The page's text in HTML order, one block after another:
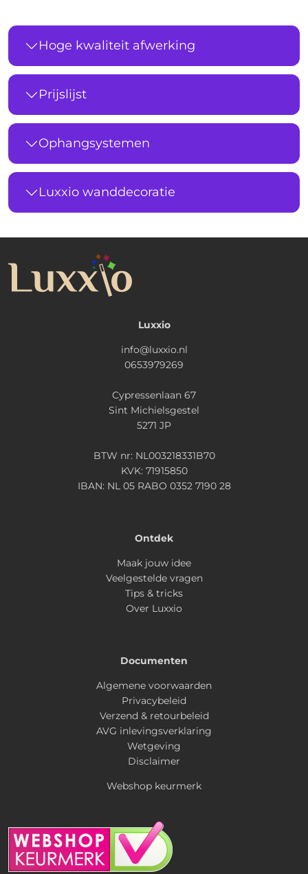
Hoge kwaliteit afwerking
Prijslijst
Ophangsystemen
Luxxio wanddecoratie
Luxxio
info@luxxio.nl
0653979269
Cypressenlaan 67
Sint Michielsgestel
5271 JP
BTW nr: NL003218331B70
KVK: 71915850
IBAN: NL 05 RABO 0352 7190 28
Ontdek
Maak jouw idee
Veelgestelde vragen
Tips & tricks
Over Luxxio
Documenten
Algemene voorwaarden
Privacybeleid
Verzend & retourbeleid
AVG inlevingsverklaring
Wetgeving
Disclaimer
Webshop keurmerk